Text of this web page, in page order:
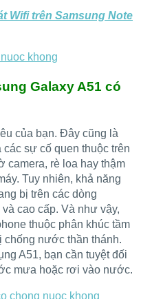
Wifi trên Samsung Note
Galaxy A51 có
của bạn. Đây cũng là
sự cố quen thuộc trên
camera, rè loa hay thậm
Tuy nhiên, khả năng
bị trên các dòng
cao cấp. Và như vậy,
thuộc phân khúc tầm
chống nước thần thánh.
A51, bạn cần tuyệt đối
mưa hoặc rơi vào nước.